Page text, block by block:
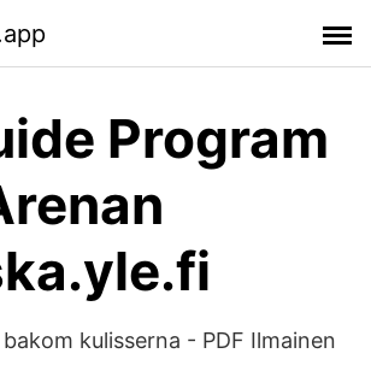
Program
kulisserna - PDF Ilmainen